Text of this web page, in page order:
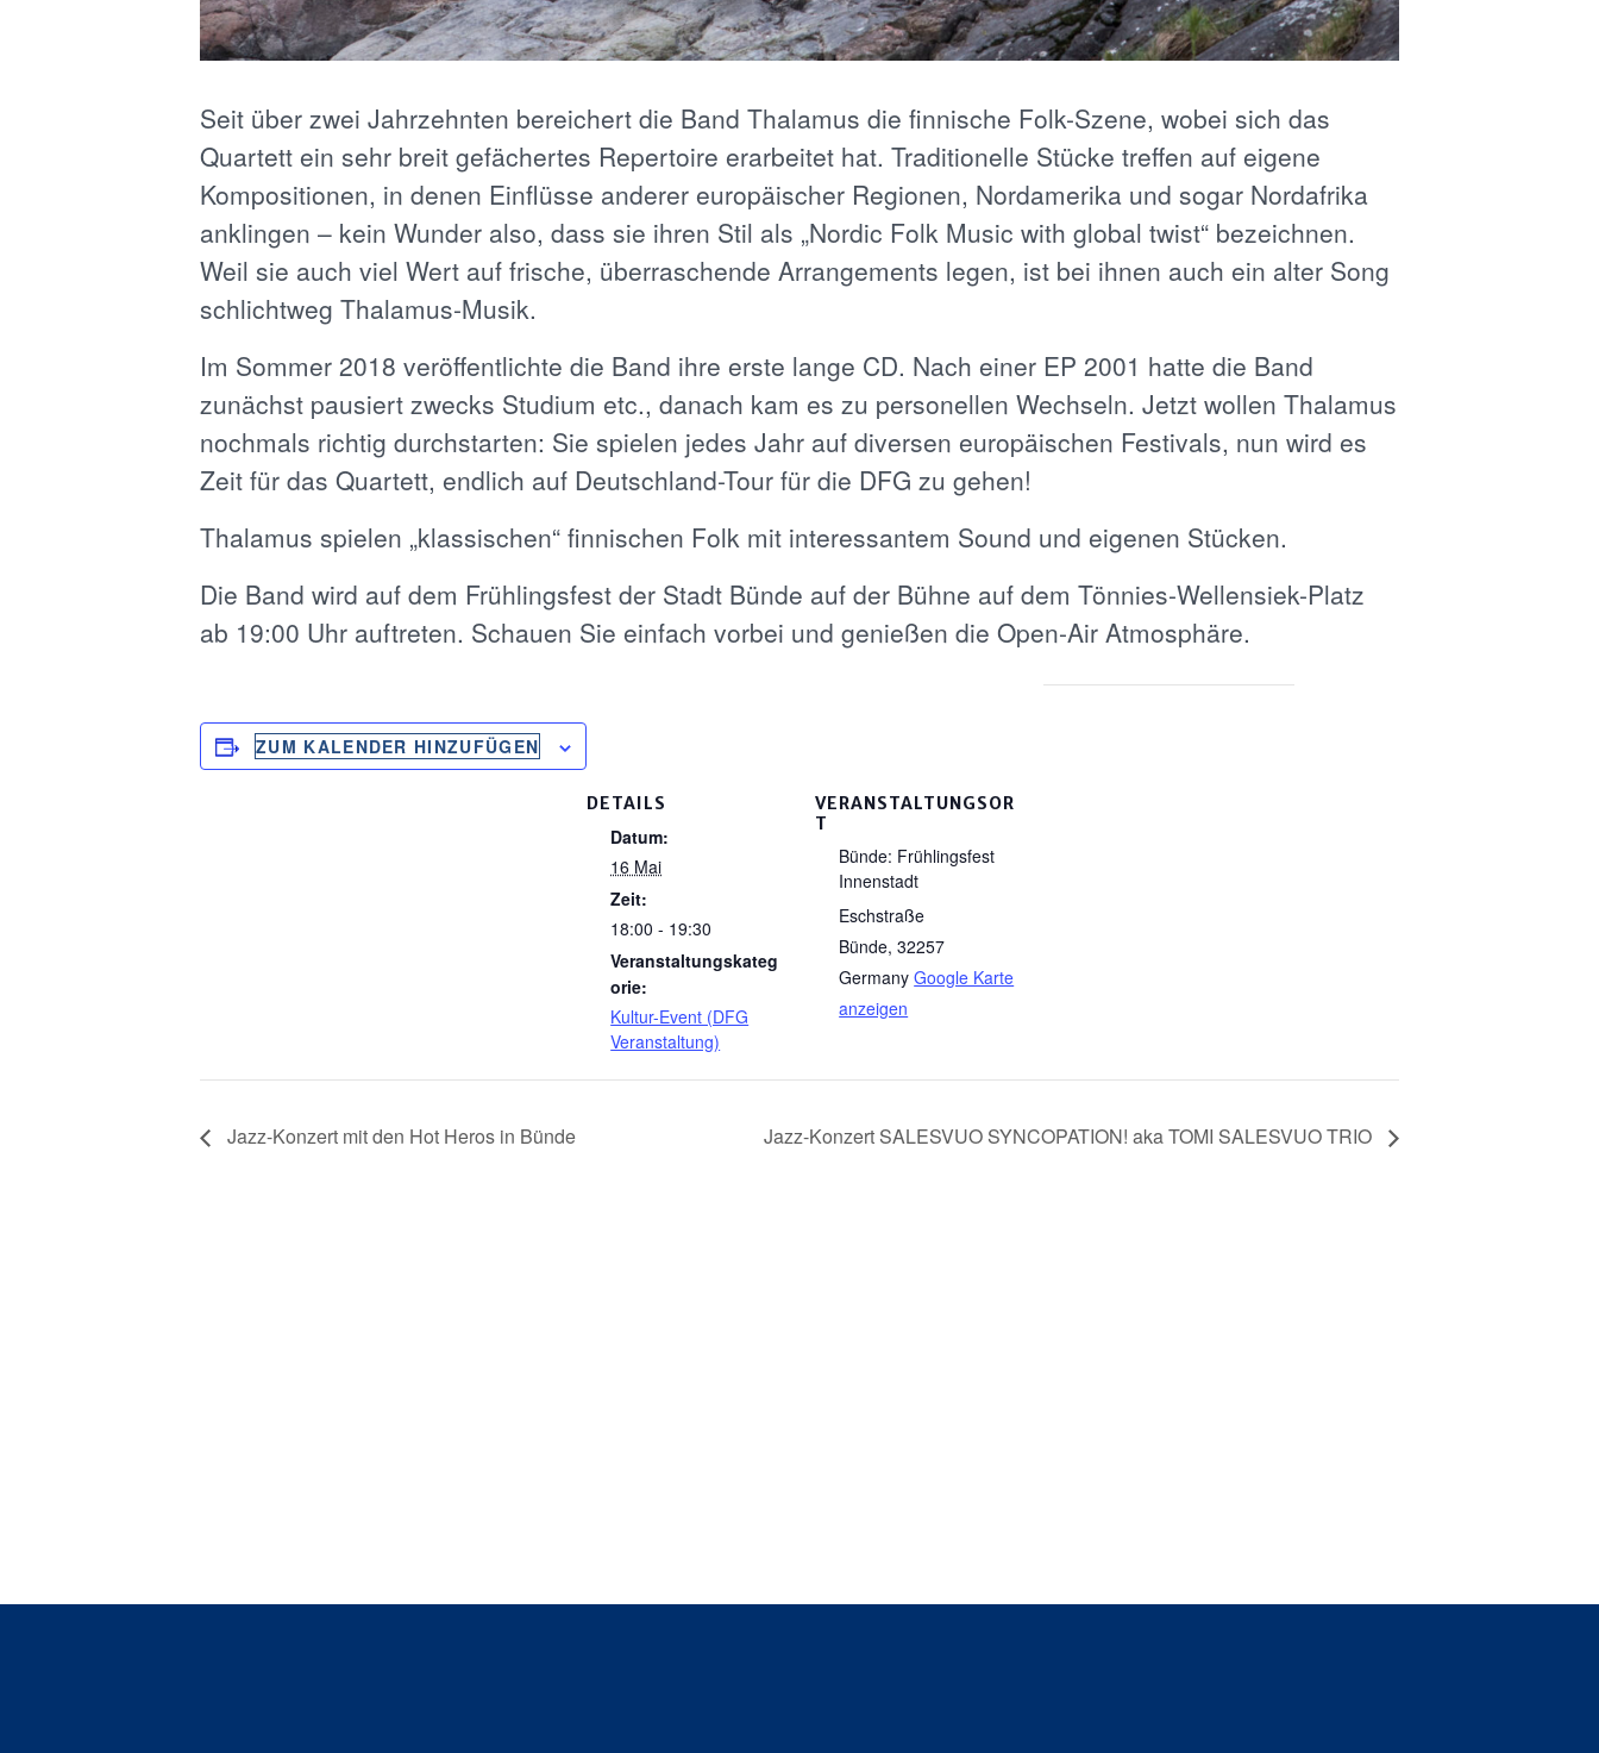
Seit über zwei Jahrzehnten bereichert die Band Thalamus die finnische Folk-Szene, wobei sich das
Quartett ein sehr breit gefächertes Repertoire erarbeitet hat. Traditionelle Stücke treffen auf eigene
Kompositionen, in denen Einflüsse anderer europäischer Regionen, Nordamerika und sogar Nordafrika
anklingen – kein Wunder also, dass sie ihren Stil als „Nordic Folk Music with global twist“ bezeichnen.
Weil sie auch viel Wert auf frische, überraschende Arrangements legen, ist bei ihnen auch ein alter Song
schlichtweg Thalamus-Musik.
Im Sommer 2018 veröffentlichte die Band ihre erste lange CD. Nach einer EP 2001 hatte die Band
zunächst pausiert zwecks Studium etc., danach kam es zu personellen Wechseln. Jetzt wollen Thalamus
nochmals richtig durchstarten: Sie spielen jedes Jahr auf diversen europäischen Festivals, nun wird es
Zeit für das Quartett, endlich auf Deutschland-Tour für die DFG zu gehen!
Thalamus spielen „klassischen“ finnischen Folk mit interessantem Sound und eigenen Stücken.
Die Band wird auf dem Frühlingsfest der Stadt Bünde auf der Bühne auf dem Tönnies-Wellensiek-Platz
ab 19:00 Uhr auftreten. Schauen Sie einfach vorbei und genießen die Open-Air Atmosphäre.
ZUM KALENDER HINZUFÜGEN
DETAILS
Datum:
16 Mai
Zeit:
18:00 - 19:30
Veranstaltungskateg
orie:
Kultur-Event (DFG
Veranstaltung)
VERANSTALTUNGSOR
T
Bünde: Frühlingsfest
Innenstadt
Eschstraße
Bünde, 32257
Germany Google Karte
anzeigen
Jazz-Konzert mit den Hot Heros in Bünde Jazz-Konzert SALESVUO SYNCOPATION! aka TOMI SALESVUO TRIO